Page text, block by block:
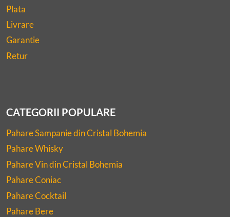
Plata
Livrare
Garantie
Retur
CATEGORII POPULARE
Pahare Sampanie din Cristal Bohemia
Pahare Whisky
Pahare Vin din Cristal Bohemia
Pahare Coniac
Pahare Cocktail
Pahare Bere